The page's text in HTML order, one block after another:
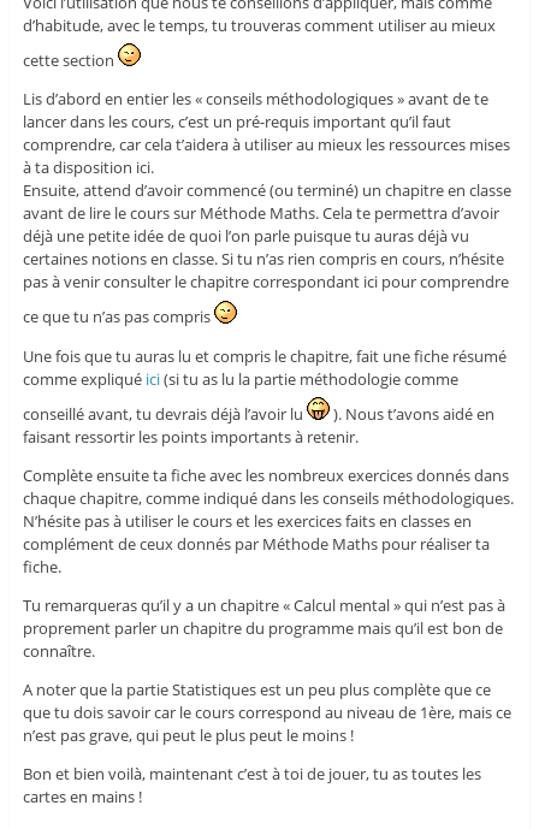
d’habitude, avec le temps, tu trouveras comment utiliser au mieux
cette section
Lis d’abord en entier les « conseils méthodologiques » avant de te
lancer dans les cours, c’est un pré-requis important qu’il faut
comprendre, car cela t’aidera à utiliser au mieux les ressources mises
à ta disposition ici.
Ensuite, attend d’avoir commencé (ou terminé) un chapitre en classe
avant de lire le cours sur Méthode Maths. Cela te permettra d’avoir
déjà une petite idée de quoi l’on parle puisque tu auras déjà vu
certaines notions en classe. Si tu n’as rien compris en cours, n’hésite
pas à venir consulter le chapitre correspondant ici pour comprendre
ce que tu n’as pas compris
Une fois que tu auras lu et compris le chapitre, fait une fiche résumé
comme expliqué ici(si tu as lu la partie méthodologie comme
conseillé avant, tu devrais déjà l’avoir lu
). Nous t’avons aidé en
faisant ressortir les points importants à retenir.
Complète ensuite ta fiche avec les nombreux exercices donnés dans
chaque chapitre, comme indiqué dans les conseils méthodologiques.
N’hésite pas à utiliser le cours et les exercices faits en classes en
complément de ceux donnés par Méthode Maths pour réaliser ta
fiche.
Tu remarqueras qu’il y a un chapitre « Calcul mental » qui n’est pas à
proprement parler un chapitre du programme mais qu’il est bon de
connaître.
A noter que la partie Statistiques est un peu plus complète que ce
que tu dois savoir car le cours correspond au niveau de 1ère, mais ce
n’est pas grave, qui peut le plus peut le moins !
Bon et bien voilà, maintenant c’est à toi de jouer, tu as toutes les
cartes en mains !